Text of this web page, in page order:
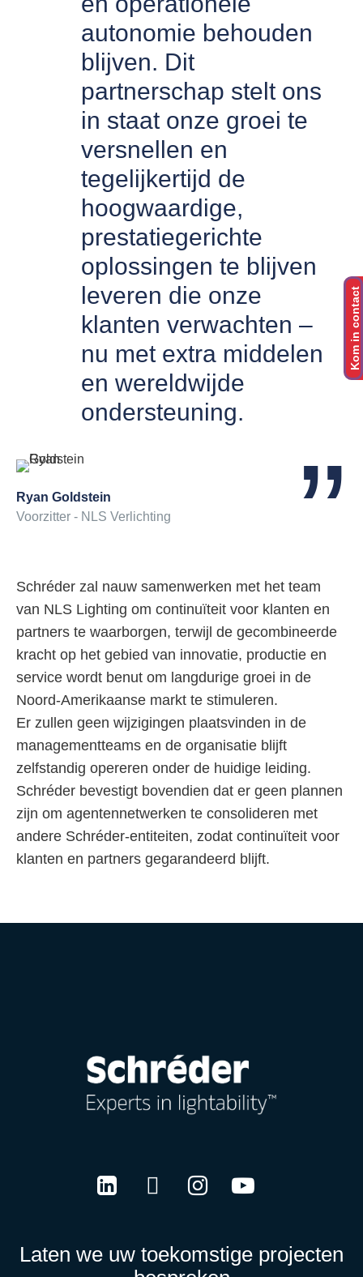
Kom in contact
autonomie behouden
blijven. Dit
partnerschap stelt ons
in staat onze groei te
versnellen en
tegelijkertijd de
hoogwaardige,
prestatiegerichte
oplossingen te blijven
leveren die onze
klanten verwachten –
nu met extra middelen
en wereldwijde
ondersteuning.
Ryan Goldstein
Voorzitter - NLS Verlichting
Schréder zal nauw samenwerken met het team
van NLS Lighting om continuïteit voor klanten en
partners te waarborgen, terwijl de gecombineerde
kracht op het gebied van innovatie, productie en
service wordt benut om langdurige groei in de
Noord-Amerikaanse markt te stimuleren.
Er zullen geen wijzigingen plaatsvinden in de
managementteams en de organisatie blijft
zelfstandig opereren onder de huidige leiding.
Schréder bevestigt bovendien dat er geen plannen
zijn om agentennetwerken te consolideren met
andere Schréder-entiteiten, zodat continuïteit voor
klanten en partners gegarandeerd blijft.
Laten we uw toekomstige projecten